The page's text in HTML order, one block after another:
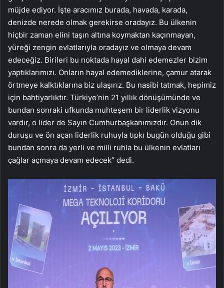
müjde ediyor. İşte aracımız burada, havada, karada,
denizde nerede olmak gerekirse oradayız. Bu ülkenin
hiçbir zaman elini taşın altına koymaktan kaçınmayan,
yüreği zengin evlatlarıyla oradayız ve olmaya devam
edeceğiz. Birileri bu noktada hayal dahi edemezler bizim
yaptıklarımızı. Onların hayal edemediklerine, çamur atarak
örtmeye kalktıklarına biz ulaşırız. Bu nasibi tatmak, hepimiz
için bahtiyarlıktır. Türkiye’nin 21 yıllık dönüşümünde ve
bundan sonraki ufkunda muhteşem bir liderlik vizyonu
vardır, o lider de Sayın Cumhurbaşkanımızdır. Onun dik
duruşu ve ön açan liderlik ruhuyla tıpkı bugün olduğu gibi
bundan sonra da yerli ve milli ruhla bu ülkenin evlatları
çağlar açmaya devam edecek” dedi.